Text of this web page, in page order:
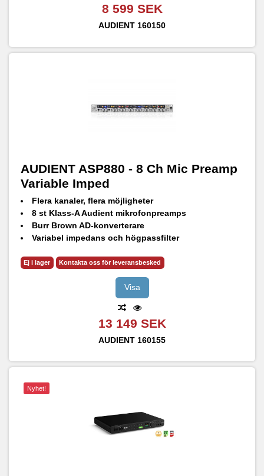
8 599 SEK
AUDIENT 160150
AUDIENT ASP880 - 8 Ch Mic Preamp
Variable Imped
Flera kanaler, flera möjligheter
8 st Klass-A Audient mikrofonpreamps
Burr Brown AD-konverterare
Variabel impedans och högpassfilter
Digitala utgångar - ADAT, AES & S / PDIF
Ej i lager Kontakta oss för leveransbesked
Visa
13 149 SEK
AUDIENT 160155
Nyhet!